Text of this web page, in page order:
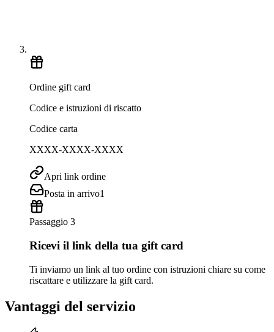
Ordine gift card
Codice e istruzioni di riscatto
Codice carta
XXXX-XXXX-XXXX
Apri link ordine
Posta in arrivo1
Passaggio 3
Ricevi il link della tua gift card
Ti inviamo un link al tuo ordine con istruzioni chiare su come
riscattare e utilizzare la gift card.
Vantaggi del servizio